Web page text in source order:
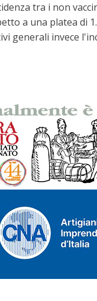
tra i non
a una platea di
generali invece